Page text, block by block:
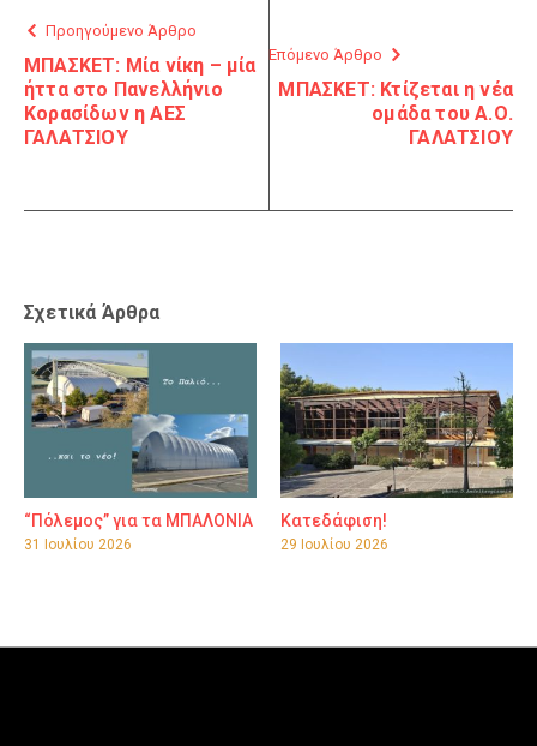
Προηγούμενο Άρθρο
ΜΠΑΣΚΕΤ: Μία νίκη – μία
ήττα στο Πανελλήνιο
Κορασίδων η ΑΕΣ
ΓΑΛΑΤΣΙΟΥ
Επόμενο Άρθρο
ΜΠΑΣΚΕΤ: Κτίζεται η νέα
ομάδα του Α.Ο.
ΓΑΛΑΤΣΙΟΥ
Σχετικά Άρθρα
“Πόλεμος” για τα ΜΠΑΛΟΝΙΑ
31 Ιουλίου 2026
Κατεδάφιση!
29 Ιουλίου 2026